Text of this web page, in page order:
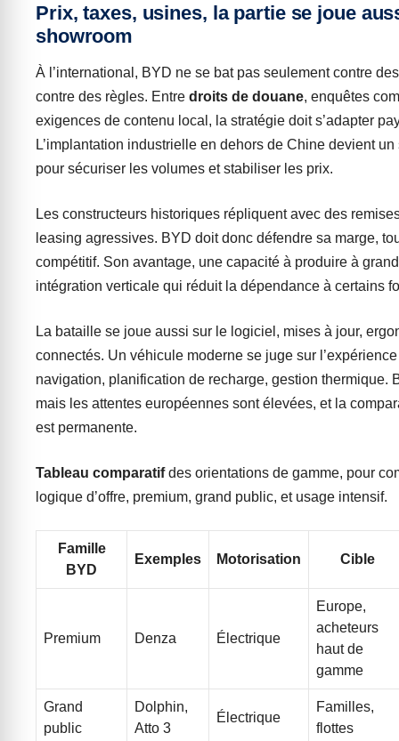
Prix, taxes, usines, la partie se joue
showroom
À l’international, BYD ne se bat pas seulement contre
contre des règles. Entre droits de douane, enquêtes
exigences de contenu local, la stratégie doit s’adapter
L’implantation industrielle en dehors de Chine devient
pour sécuriser les volumes et stabiliser les prix.
Les constructeurs historiques répliquent avec des
leasing agressives. BYD doit donc défendre sa marge,
compétitif. Son avantage, une capacité à produire à
intégration verticale qui réduit la dépendance à certains
La bataille se joue aussi sur le logiciel, mises à jour,
connectés. Un véhicule moderne se juge sur
navigation, planification de recharge, gestion thermique.
mais les attentes européennes sont élevées, et la
est permanente.
Tableau comparatifdes orientations de gamme, pour
logique d’offre, premium, grand public, et usage intensif.
Famille
BYD
Exemples Motorisation Cible
Premium Denza Électrique
Europe,
acheteurs
haut de
gamme
Grand
public
Dolphin,
Atto 3
Électrique
Familles,
flottes